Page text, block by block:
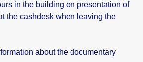
in the building on presentation of
the cashdesk when leaving the
about the documentary